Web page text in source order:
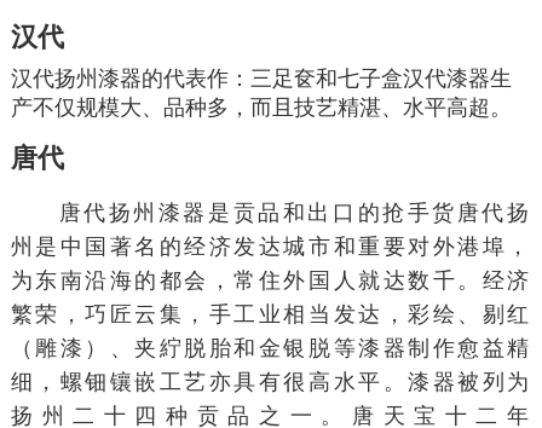
汉代
汉代扬州漆器的代表作：三足奁和七子盒汉代漆器生
产不仅规模大、品种多，而且技艺精湛、水平高超。
唐代
唐代扬州漆器是贡品和出口的抢手货唐代扬
州是中国著名的经济发达城市和重要对外港埠，
为东南沿海的都会，常住外国人就达数千。经济
繁荣，巧匠云集，手工业相当发达，彩绘、剔红
（雕漆）、夹紵脱胎和金银脱等漆器制作愈益精
细，螺钿镶嵌工艺亦具有很高水平。漆器被列为
扬州二十四种贡品之一。唐天宝十二年